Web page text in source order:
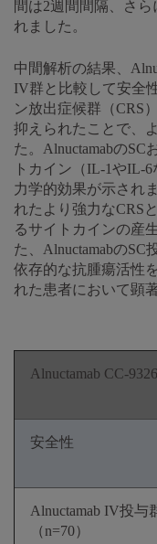
間は2週間間隔、さ
れました。
中間解析の結果、
IV群と比較して安全
ン放出症候群（CRS
抑えられたことで、
た。Alnuctamabの
トカイン（IL-1やIL-
力学的効果が示され
れたより強力なCRS
るサイトカインの産
た、Alnuctamabの
依存的な抗腫瘍活性
れた患者において顕
Alnuctamab CC-
安全性
Alnuctamab IV投与
（n=70）